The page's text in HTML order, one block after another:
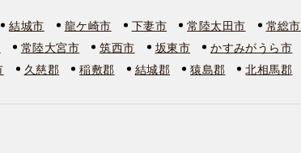
結城市 龍ケ崎市 下妻市 常陸太田市 常総市
常陸大宮市 筑西市 坂東市 かすみがうら市
久慈郡 稲敷郡 結城郡 猿島郡 北相馬郡